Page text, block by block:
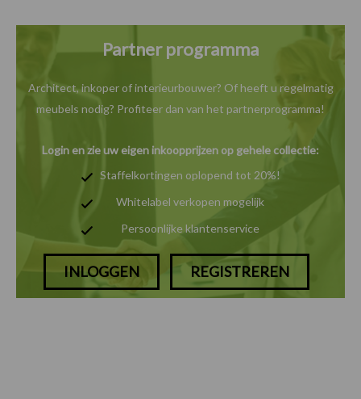
Partner programma
Architect, inkoper of interieurbouwer? Of heeft u regelmatig
meubels nodig? Profiteer dan van het partnerprogramma!
Login en zie uw eigen inkoopprijzen op gehele collectie:
Staffelkortingen oplopend tot 20%!
Whitelabel verkopen mogelijk
Persoonlijke klantenservice
INLOGGEN REGISTREREN